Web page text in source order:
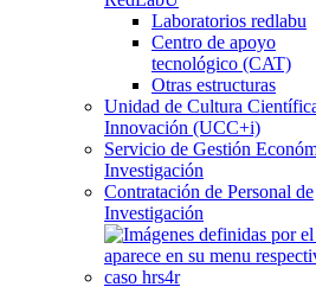
Laboratorios redlabu
Centro de apoyo
tecnológico (CAT)
Otras estructuras
Unidad de Cultura
Innovación (UCC+i)
Servicio de Gestión
Investigación
Contratación de Personal de
Investigación